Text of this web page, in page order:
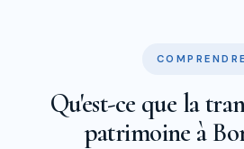
COMPRENDRE
Qu'est-ce que la
patrimoine à